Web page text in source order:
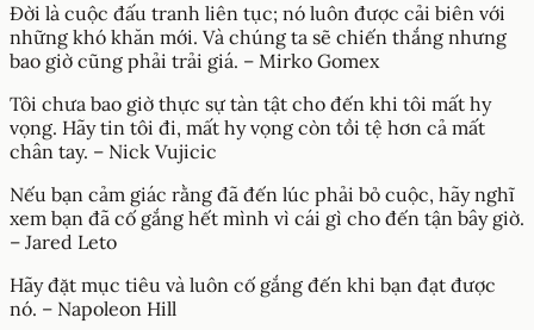
Đời là cuộc đấu tranh liên tục; nó luôn được cải biên với
những khó khăn mới. Và chúng ta sẽ chiến thắng nhưng
bao giờ cũng phải trải giá. – Mirko Gomex
Tôi chưa bao giờ thực sự tàn tật cho đến khi tôi mất hy
vọng. Hãy tin tôi đi, mất hy vọng còn tồi tệ hơn cả mất
chân tay. – Nick Vujicic
Nếu bạn cảm giác rằng đã đến lúc phải bỏ cuộc, hãy nghĩ
xem bạn đã cố gắng hết mình vì cái gì cho đến tận bây giờ.
– Jared Leto
Hãy đặt mục tiêu và luôn cố gắng đến khi bạn đạt được
nó. – Napoleon Hill